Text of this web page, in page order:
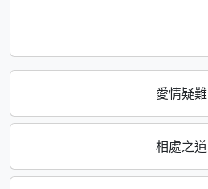
愛情疑難
相處之道